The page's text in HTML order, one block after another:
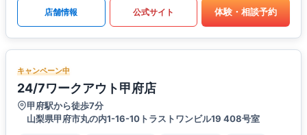
店舗情報 公式サイト 体験・相談予約
キャンペーン中
24/7ワークアウト甲府店
甲府駅から徒歩7分
山梨県甲府市丸の内1-16-10トラストワンビル19 408号室